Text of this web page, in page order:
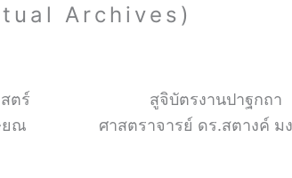
Archives)
ตร์
ยณ
สูจิบัตรงานปาฐกถา
ศาสตราจารย์ ดร.สตางค์ ม